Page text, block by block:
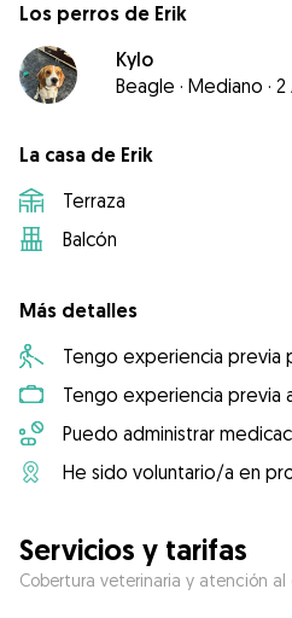
Los perros de Erik
Kylo
Beagle · Mediano · 2
La casa de Erik
Terraza
Balcón
Más detalles
Tengo experiencia previa
Tengo experiencia previa
Puedo administrar
He sido voluntario/a en
Servicios y tarifas
Cobertura veterinaria y atención